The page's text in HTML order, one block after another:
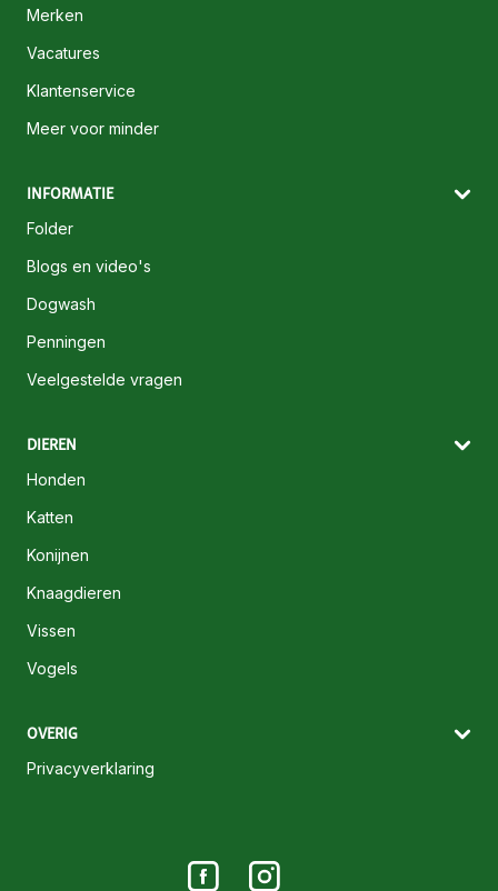
Merken
Vacatures
Klantenservice
Meer voor minder
INFORMATIE
Folder
Blogs en video's
Dogwash
Penningen
Veelgestelde vragen
DIEREN
Honden
Katten
Konijnen
Knaagdieren
Vissen
Vogels
OVERIG
Privacyverklaring